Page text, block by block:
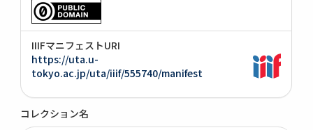
IIIFマニフェストURI
https://uta.u-
tokyo.ac.jp/uta/iiif/555740/manifest
コレクション名